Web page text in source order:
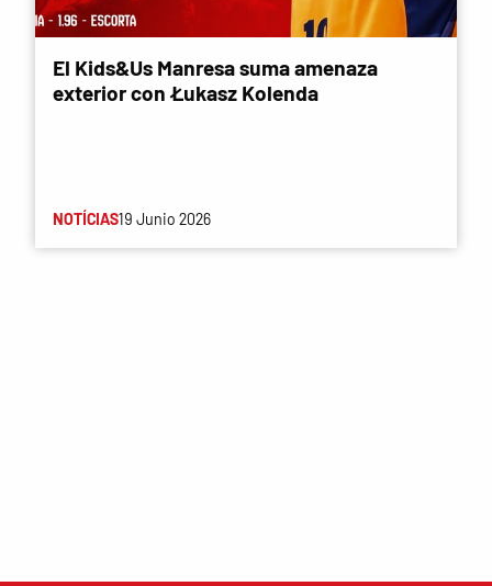
El Kids&Us Manresa suma amenaza
exterior con Łukasz Kolenda
NOTÍCIAS19 Junio 2026